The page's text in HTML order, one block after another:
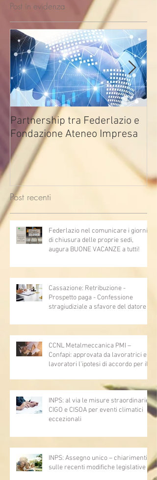
Post in evidenza
Partnership tra Federlazio e
Fondazione Ateneo Impresa
Post recenti
Federlazio nel comunicare i giorni
di chiusura delle proprie sedi,
augura BUONE VACANZE a tutti!
Cassazione: Retribuzione -
Prospetto paga - Confessione
stragiudiziale a sfavore del datore di
articoli 1362, 2697, 2730, 2732, 2734
e 2735)
CCNL Metalmeccanica PMI –
Confapi: approvata da lavoratrici e
lavoratori l’ipotesi di accordo per il
INPS: al via le misure straordinarie
CIGO e CISOA per eventi climatici
eccezionali
INPS: Assegno unico – chiarimenti
sulle recenti modifiche legislative